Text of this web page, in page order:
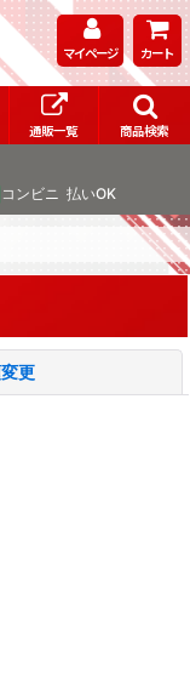
マイページ カート
通販一覧
商品検索
コンビニ 払いOK
更